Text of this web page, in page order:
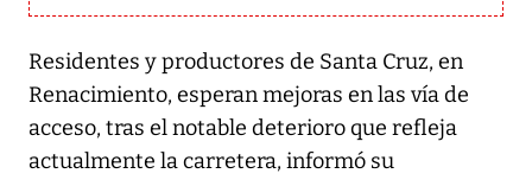
Residentes y productores de Santa Cruz, en
Renacimiento, esperan mejoras en las vía de
acceso, tras el notable deterioro que refleja
actualmente la carretera, informó su